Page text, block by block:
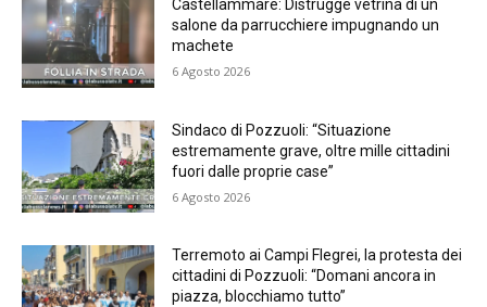
Castellammare: Distrugge vetrina di un
salone da parrucchiere impugnando un
machete
6 Agosto 2026
Sindaco di Pozzuoli: “Situazione
estremamente grave, oltre mille cittadini
fuori dalle proprie case”
6 Agosto 2026
Terremoto ai Campi Flegrei, la protesta dei
cittadini di Pozzuoli: “Domani ancora in
piazza, blocchiamo tutto”